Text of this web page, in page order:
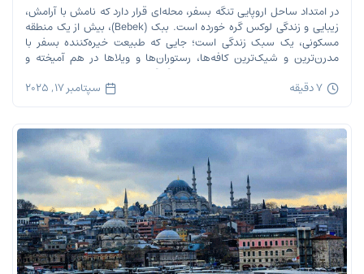
در امتداد ساحل اروپایی تنگه بسفر، محله‌ای قرار دارد که نامش با آرامش،
زیبایی و زندگی لوکس گره خورده است. ببک (Bebek)، بیش از یک منطقه
مسکونی، یک سبک زندگی است؛ جایی که طبیعت خیره‌کننده بسفر با
مدرن‌ترین و شیک‌ترین کافه‌ها، رستوران‌ها و ویلاها در هم آمیخته و
تصویری بی‌نظیر از استانبول معاصر را به […]
7 دقیقه سپتامبر 17, 2025